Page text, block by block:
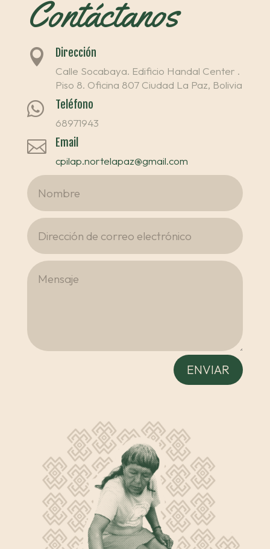
Contáctanos
 Dirección
Calle Socabaya. Edificio Handal Center .
Piso 8. Oficina 807 Ciudad La Paz, Bolivia
 Teléfono
68971943
 Email
cpilap.nortelapaz@gmail.com
ENVIAR